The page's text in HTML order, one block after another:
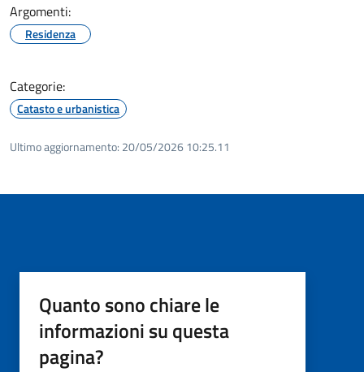
Argomenti:
Residenza
Categorie:
Catasto e urbanistica
Ultimo aggiornamento: 20/05/2026 10:25.11
Quanto sono chiare le
informazioni su questa
pagina?